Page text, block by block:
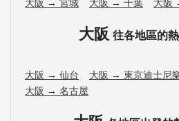
大阪 往各地區的
大阪 → 仙台 大阪 → 東京迪士尼
大阪 → 名古屋